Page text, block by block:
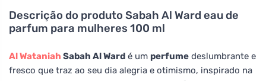
Descrição do produto Sabah Al Ward eau de
parfum para mulheres 100 ml
Al Wataniah Sabah Al Ward é um perfume deslumbrante e
fresco que traz ao seu dia alegria e otimismo, inspirado na